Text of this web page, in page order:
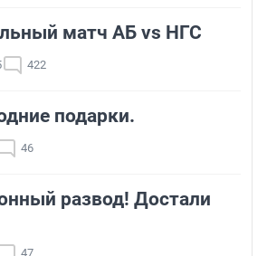
матч АБ vs НГС
422
подарки.
46
развод! Достали
47